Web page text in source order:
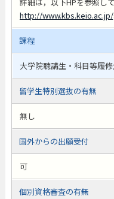
http://
課程
大学院聴講生・科目等履
留学生特別選抜の有無
無し
国外からの出願受付
可
個別資格審査の有無